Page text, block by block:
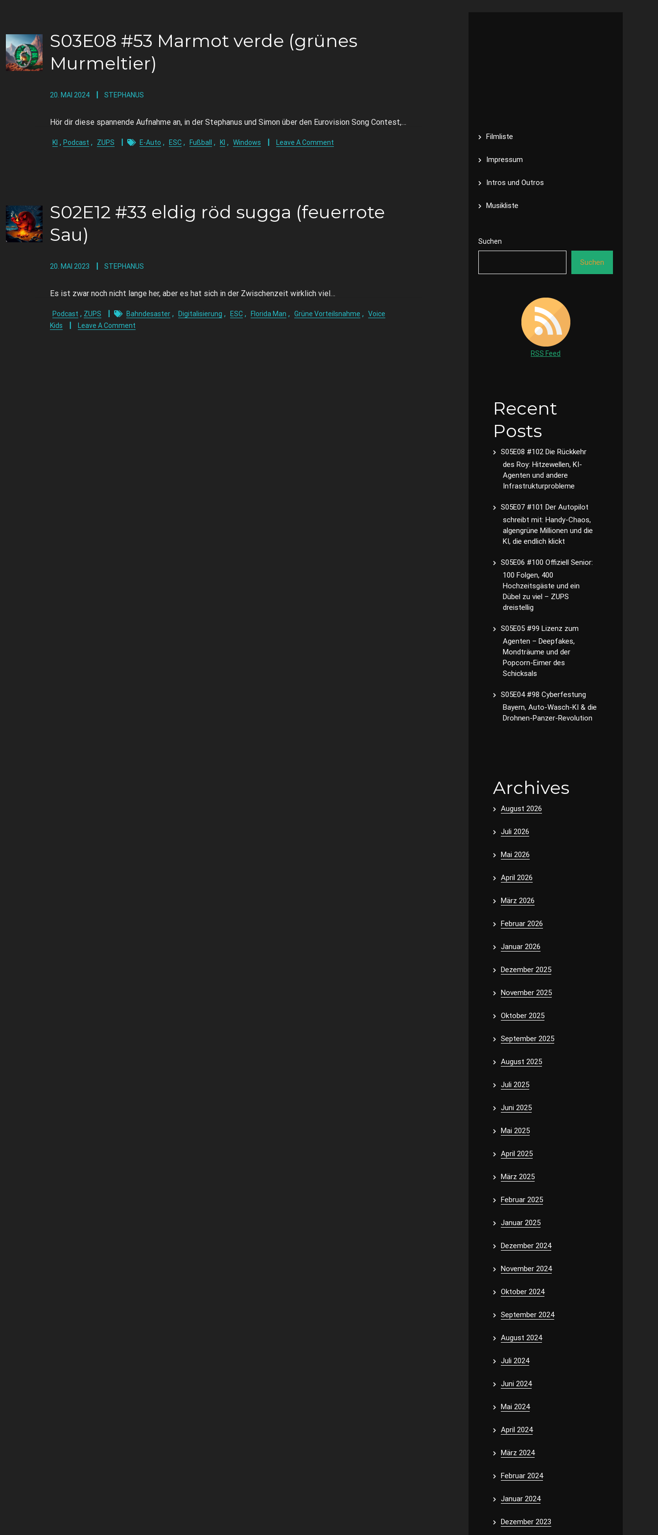
S03E08 #53 Marmot verde (grünes
Murmeltier)
20. MAI 2024 STEPHANUS
Hör dir diese spannende Aufnahme an, in der Stephanus und Simon über den Eurovision Song Contest,…
KI , Podcast , ZUPS E-Auto , ESC , Fußball , KI , Windows Leave A Comment
S02E12 #33 eldig röd sugga (feuerrote
Sau)
20. MAI 2023 STEPHANUS
Es ist zwar noch nicht lange her, aber es hat sich in der Zwischenzeit wirklich viel…
Podcast , ZUPS Bahndesaster , Digitalisierung , ESC , Florida Man , Grüne Vorteilsnahme , Voice
Kids
Leave A Comment
Filmliste
Impressum
Intros und Outros
Musikliste
Suchen
Suchen
RSS Feed
Recent
Posts
S05E08 #102 Die Rückkehr
des Roy: Hitzewellen, KI-
Agenten und andere
Infrastrukturprobleme
S05E07 #101 Der Autopilot
schreibt mit: Handy-Chaos,
algengrüne Millionen und die
KI, die endlich klickt
S05E06 #100 Offiziell Senior:
100 Folgen, 400
Hochzeitsgäste und ein
Dübel zu viel – ZUPS
dreistellig
S05E05 #99 Lizenz zum
Agenten – Deepfakes,
Mondträume und der
Popcorn-Eimer des
Schicksals
S05E04 #98 Cyberfestung
Bayern, Auto-Wasch-KI & die
Drohnen-Panzer-Revolution
Archives
August 2026
Juli 2026
Mai 2026
April 2026
März 2026
Februar 2026
Januar 2026
Dezember 2025
November 2025
Oktober 2025
September 2025
August 2025
Juli 2025
Juni 2025
Mai 2025
April 2025
März 2025
Februar 2025
Januar 2025
Dezember 2024
November 2024
Oktober 2024
September 2024
August 2024
Juli 2024
Juni 2024
Mai 2024
April 2024
März 2024
Februar 2024
Januar 2024
Dezember 2023